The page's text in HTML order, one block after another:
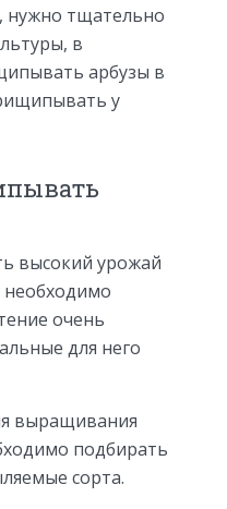
нужно тщательно
в
арбузы в
у
высокий урожай
необходимо
очень
для него
выращивания
подбирать
сорта.